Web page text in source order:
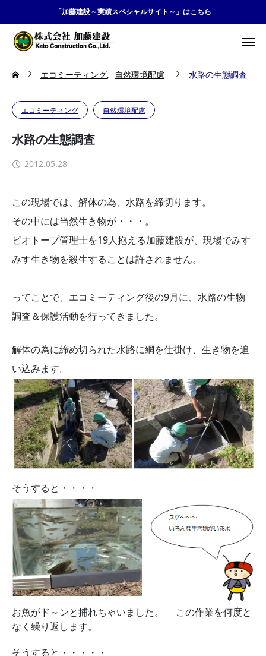
「加藤建設～実績スペシャルサイト～」はこちら
エコミーティング 自然環境配慮 水路の生態調査
エコミーティング 自然環境配慮
水路の生態調査
2012.05.28
この現場では、解体の為、水路を締切ります。
その中には当然生き物が・・・。
ビオトープ管理士を19人抱える加藤建設が、現場でみす
みす生き物を殺生することは許されません。
ってことで、エコミーティング後の9月に、水路の生物
調査＆保護活動を行ってきました。
解体の為に締め切られた水路に網を仕掛け、生き物を追
い込みます。
そうすると・・・・
お魚がド～ンと捕れちゃいました。 この作業を何度と
なく繰り返します。
そうすると・・・・・